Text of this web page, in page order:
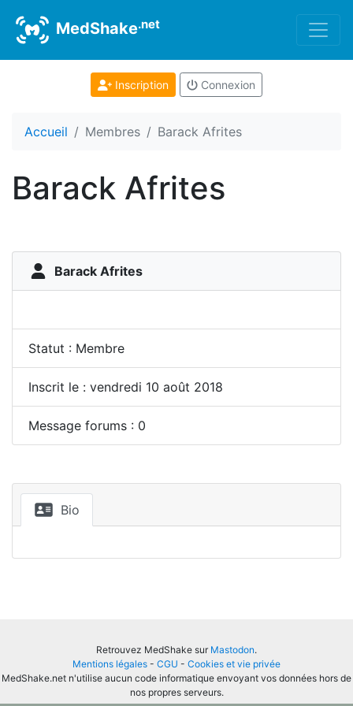
MedShake.net
Inscription Connexion
Accueil Membres Barack Afrites
Barack Afrites
Barack Afrites
Statut : Membre
Inscrit le : vendredi 10 août 2018
Message forums : 0
Bio
Retrouvez MedShake sur Mastodon.
Mentions légales - CGU - Cookies et vie privée
MedShake.net n'utilise aucun code informatique envoyant vos données hors de
nos propres serveurs.